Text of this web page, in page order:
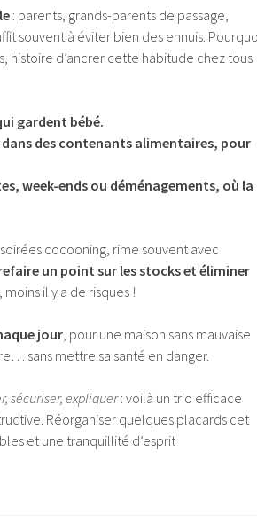
: parents, grands-parents de passage,
souvent à éviter bien des ennuis.
histoire d’ancrer cette habitude chez tous
gardent bébé.
des contenants alimentaires, pour
week-ends ou déménagements, où la
cocooning, rime souvent avec
un point sur les stocks et éliminer
moins il y a de risques !
jour, pour une maison sans mauvaise
sans mettre sa santé en danger.
sécuriser, expliquer: voilà un trio efficace
Réorganiser quelques placards cet
et une tranquillité d’esprit